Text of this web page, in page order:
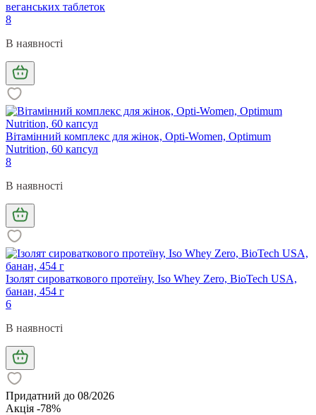
веганських таблеток
8
В наявності
Вітамінний комплекс для жінок, Opti-Women, Optimum
Nutrition, 60 капсул
8
В наявності
Ізолят сироваткового протеїну, Iso Whey Zero, BioTech USA,
банан, 454 г
6
В наявності
Придатний до 08/2026
Акція -78%